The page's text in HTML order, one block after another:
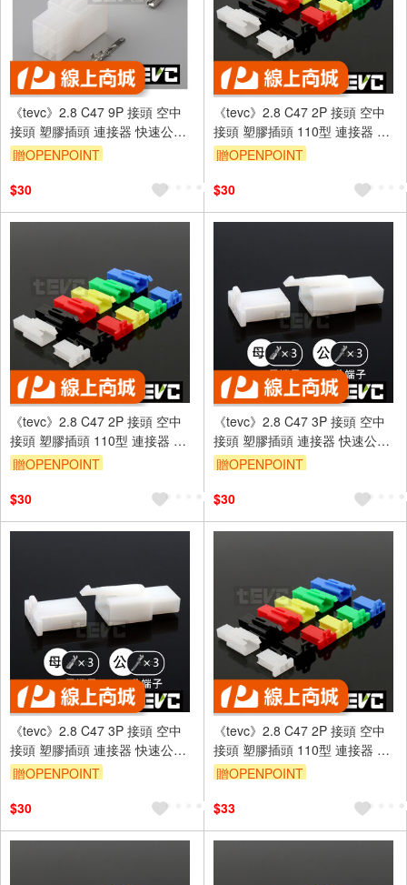
《tevc》2.8 C47 9P 接頭 空中
接頭 塑膠插頭 連接器 快速公母
端子插座 電線接頭 110型
贈OPENPOINT
$30
《tevc》2.8 C47 2P 接頭 空中
接頭 塑膠插頭 110型 連接器 快
速公母端子插座 電線接頭
贈OPENPOINT
$30
《tevc》2.8 C47 2P 接頭 空中
接頭 塑膠插頭 110型 連接器 快
速公母端子插座 電線接頭
贈OPENPOINT
$30
《tevc》2.8 C47 3P 接頭 空中
接頭 塑膠插頭 連接器 快速公母
端子插座 電線接頭 110型
贈OPENPOINT
$30
《tevc》2.8 C47 3P 接頭 空中
接頭 塑膠插頭 連接器 快速公母
端子插座 電線接頭 110型
贈OPENPOINT
$30
《tevc》2.8 C47 2P 接頭 空中
接頭 塑膠插頭 110型 連接器 快
速公母端子插座 電線接頭
贈OPENPOINT
$33